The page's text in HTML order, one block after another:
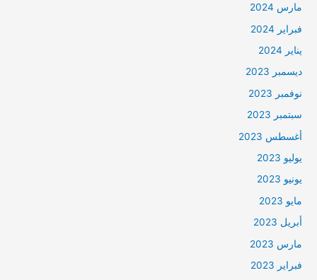
مارس 2024
فبراير 2024
يناير 2024
ديسمبر 2023
نوفمبر 2023
سبتمبر 2023
أغسطس 2023
يوليو 2023
يونيو 2023
مايو 2023
أبريل 2023
مارس 2023
فبراير 2023